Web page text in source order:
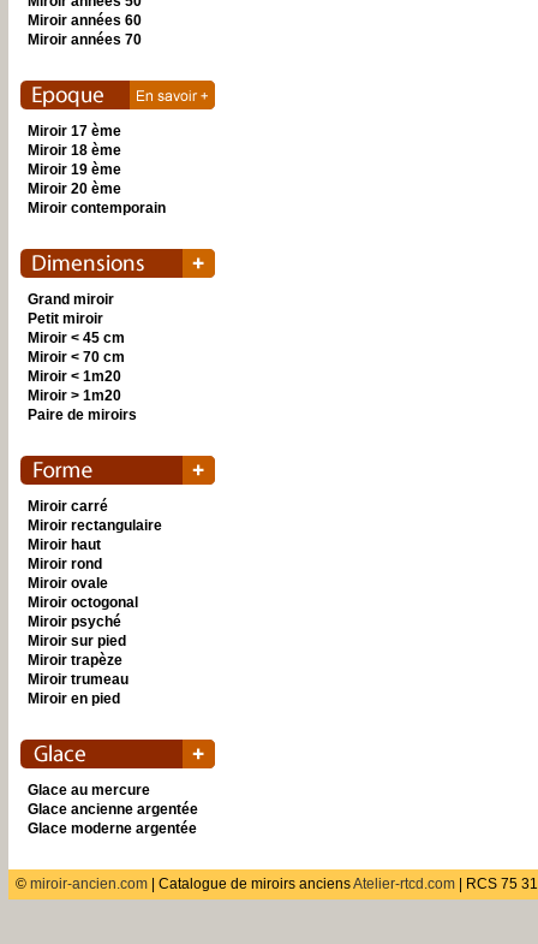
Miroir années 60
Miroir années 70
Miroir 17 ème
Miroir 18 ème
Miroir 19 ème
Miroir 20 ème
Miroir contemporain
Grand miroir
Petit miroir
Miroir < 45 cm
Miroir < 70 cm
Miroir < 1m20
Miroir > 1m20
Paire de miroirs
Miroir carré
Miroir rectangulaire
Miroir haut
Miroir rond
Miroir ovale
Miroir octogonal
Miroir psyché
Miroir sur pied
Miroir trapèze
Miroir trumeau
Miroir en pied
Glace au mercure
Glace ancienne argentée
Glace moderne argentée
© miroir-ancien.com| Catalogue de miroirs anciensAtelier-rtcd.com| RCS 75